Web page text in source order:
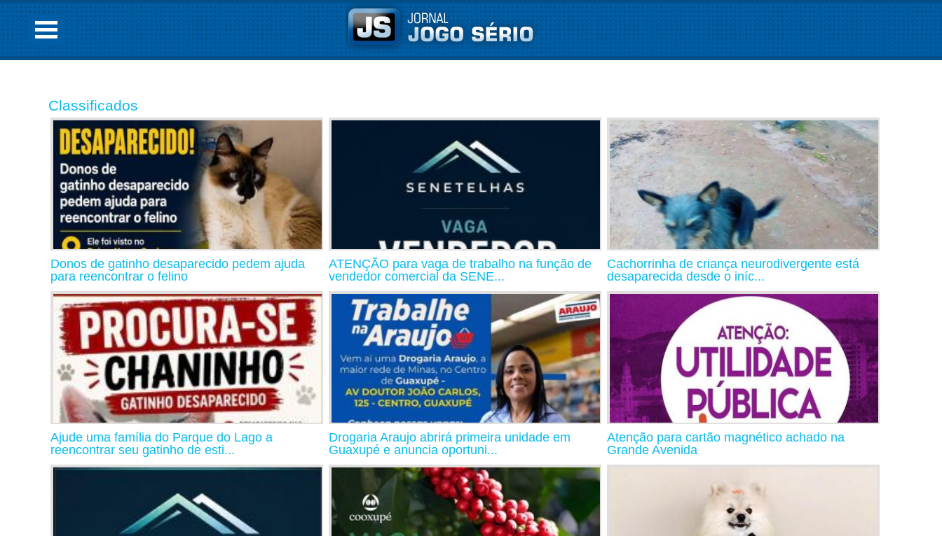
Classificados
Donos de gatinho desaparecido pedem ajuda
para reencontrar o felino
ATENÇÃO para vaga de trabalho na função de
vendedor comercial da SENE...
Cachorrinha de criança neurodivergente está
desaparecida desde o iníc...
Ajude uma família do Parque do Lago a
reencontrar seu gatinho de esti...
Drogaria Araujo abrirá primeira unidade em
Guaxupé e anuncia oportuni...
Atenção para cartão magnético achado na
Grande Avenida